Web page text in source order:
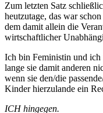
Zum letzten Satz
heutzutage, das war
dem damit allein die
wirtschaftlicher
Ich bin Feministin und ich
lange sie damit anderen
wenn sie den/die
Kinder hierzulande ein
ICH hingegen.